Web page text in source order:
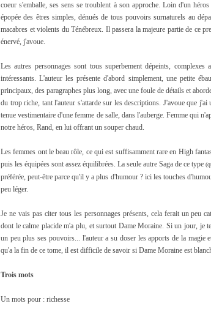
coeur s'emballe, ses sens se troublent à son approche. Loin d'un
épopée des êtres simples, dénués de tous pouvoirs surnaturels au
macabres et violents du Ténébreux. Il passera la majeure partie de ce
énervé, j'avoue.
Les autres personnages sont tous superbement dépeints,
intéressants. L'auteur les présente d'abord simplement, une petite
principaux, des paragraphes plus long, avec une foule de détails et
du trop riche, tant l'auteur s'attarde sur les descriptions. J'avoue que
tenue vestimentaire d'une femme de salle, dans l'auberge. Femme qui
notre héros, Rand, en lui offrant un souper chaud.
Les femmes ont le beau rôle, ce qui est suffisamment rare en High
puis les équipées sont assez équilibrées. La seule autre Saga de ce type
préférée, peut-être parce qu'il y a plus d'humour ? ici les touches
peu léger.
Je ne vais pas citer tous les personnages présents, cela ferait un peu
dont le calme placide m'a plu, et surtout Dame Moraine. Si un jour, je
un peu plus ses pouvoirs... l'auteur a su doser les apports de la magie
qu'a la fin de ce tome, il est difficile de savoir si Dame Moraine est
Trois mots
Un mots pour : richesse